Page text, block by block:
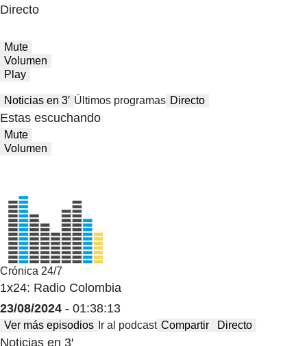
Directo
Mute
Volumen
Play
Noticias en 3′ Últimos programas Directo
Estas escuchando
Mute
Volumen
Crónica 24/7
1x24: Radio Colombia
23/08/2024 - 01:38:13
Ver más episodios Ir al podcast Compartir Directo
Noticias en 3′